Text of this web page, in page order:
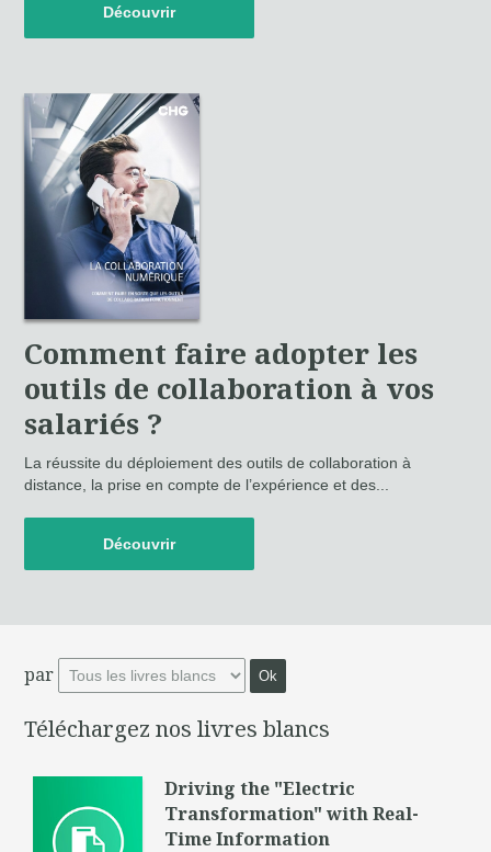
Découvrir
Comment faire adopter les
outils de collaboration à vos
salariés ?
La réussite du déploiement des outils de collaboration à
distance, la prise en compte de l’expérience et des...
Découvrir
par
Téléchargez nos livres blancs
Driving the "Electric
Transformation" with Real-
Time Information